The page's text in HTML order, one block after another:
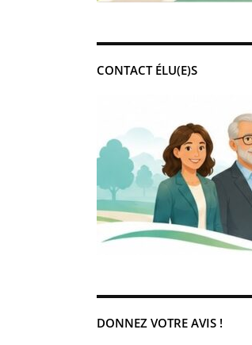
CONTACT ÉLU(E)S
DONNEZ VOTRE AVIS !